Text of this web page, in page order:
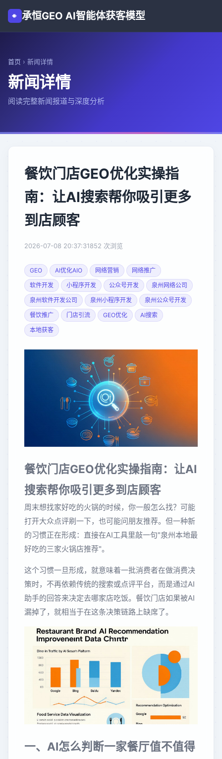
承恒GEO AI智能体获客模型
首页 › 新闻详情
新闻详情
阅读完整新闻报道与深度分析
餐饮门店GEO优化实操指
南：让AI搜索帮你吸引更多
到店顾客
2026-07-08 20:37:31852 次浏览
GEO AI优化AIO 网络营销
网络推广
软件开发
小程序开发 公众号开发
泉州网络公司
泉州软件开发公司
泉州小程序开发
泉州公众号开发
餐饮推广
门店引流 GEO优化
AI搜索
本地获客
餐饮门店GEO优化实操指南：让AI
搜索帮你吸引更多到店顾客
周末想找家好吃的火锅的时候，你一般怎么找？可能
打开大众点评刷一下，也可能问朋友推荐。但一种新
的习惯正在形成：直接在AI工具里敲一句"泉州本地最
好吃的三家火锅店推荐"。
这个习惯一旦形成，就意味着一批消费者在做消费决
策时，不再依赖传统的搜索或点评平台，而是通过AI
助手的回答来决定去哪家店吃饭。餐饮门店如果被AI
漏掉了，就相当于在这条决策链路上缺席了。
一、AI怎么判断一家餐厅值不值得